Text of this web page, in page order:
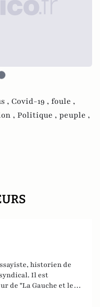
, Covid-19 , foule ,
, Politique , peuple ,
historien de
Il est
de "La Gauche et le